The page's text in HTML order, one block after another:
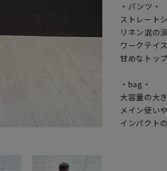
・パンツ・
ストレート
リネン混の
ワークテイ
甘めなトッ
・bag・
大容量の大
メイン使い